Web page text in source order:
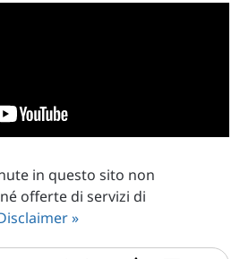
in questo sito non
offerte di servizi di
»